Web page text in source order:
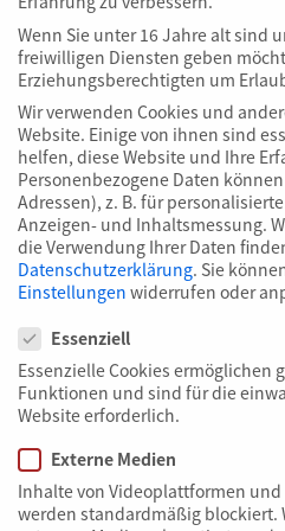
Unser Anspruch zeigt sich
sondern auch in
orientieren wir uns an
und lassen unsere
Dienstleistungen
schaffen wir
unsere Qualitäts-,
Energiestandards.
WEITERLESEN
KONTAKT
Wenn Sie unter 16 Jahre alt sind
freiwilligen Diensten geben
Erziehungsberechtigten um
Wir verwenden Cookies und
Website. Einige von ihnen sind
helfen, diese Website und Ihre
Personenbezogene Daten
Adressen), z. B. für
Anzeigen- und Inhaltsmessung.
die Verwendung Ihrer Daten
Datenschutzerklärung. Sie
Einstellungen widerrufen oder
Essenziell
Essenzielle Cookies ermöglichen
Funktionen und sind für die
Website erforderlich.
Externe Medien
Inhalte von Videoplattformen
werden standardmäßig blockiert.